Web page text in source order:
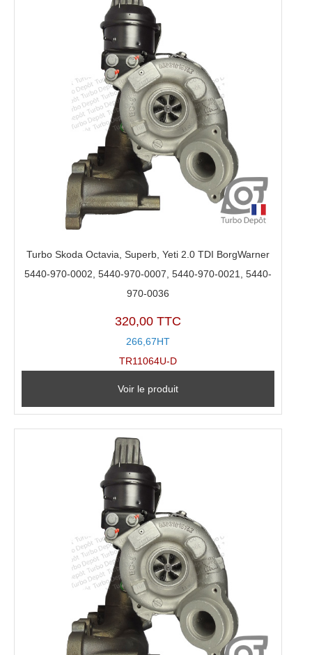
Turbo Skoda Octavia, Superb, Yeti 2.0 TDI BorgWarner
5440-970-0002, 5440-970-0007, 5440-970-0021, 5440-
970-0036
320,00 TTC
266,67HT
TR11064U-D
Voir le produit